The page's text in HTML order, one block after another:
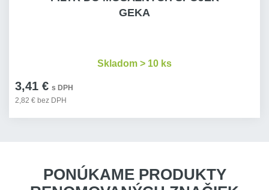
GEKA
3,41 € s DPH
2,82 € bez DPH
Skladom > 10 ks
PONÚKAME PRODUKTY